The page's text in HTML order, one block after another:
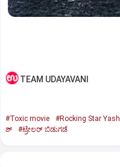
TEAM UDAYAVANI
#Toxic movie #Rocking Star Yash
ಶ್‌
#ಟ್ರೇಲರ್‌ ಬಿಡುಗಡೆ